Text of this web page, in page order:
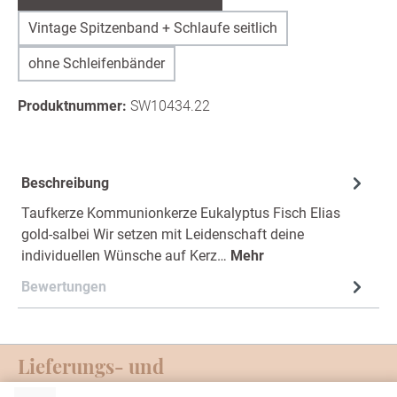
Vintage Spitzenband + Schlaufe seitlich
ohne Schleifenbänder
Produktnummer: SW10434.22
Beschreibung
Taufkerze Kommunionkerze Eukalyptus Fisch Elias
gold-salbei Wir setzen mit Leidenschaft deine
individuellen Wünsche auf Kerz… Mehr
Bewertungen
Lieferungs- und